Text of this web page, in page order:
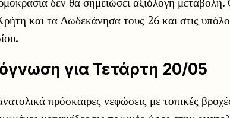
και τα Δωδεκάνησα τους 26 και στις
για Τετάρτη 20/05
πρόσκαιρες νεφώσεις με τοπικές